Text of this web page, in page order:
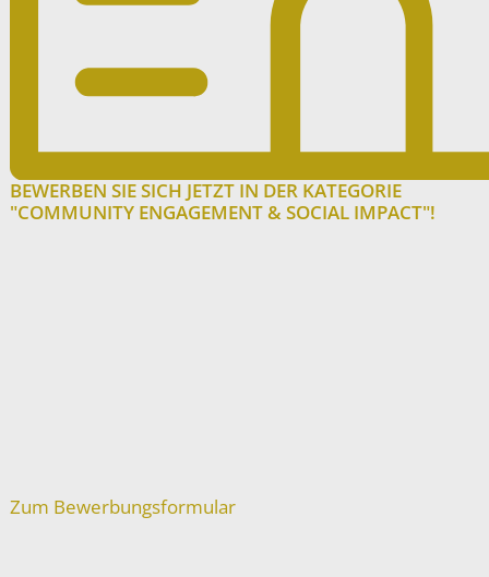
BEWERBEN SIE SICH JETZT IN DER KATEGORIE
"COMMUNITY ENGAGEMENT & SOCIAL IMPACT"!
Zum Bewerbungsformular